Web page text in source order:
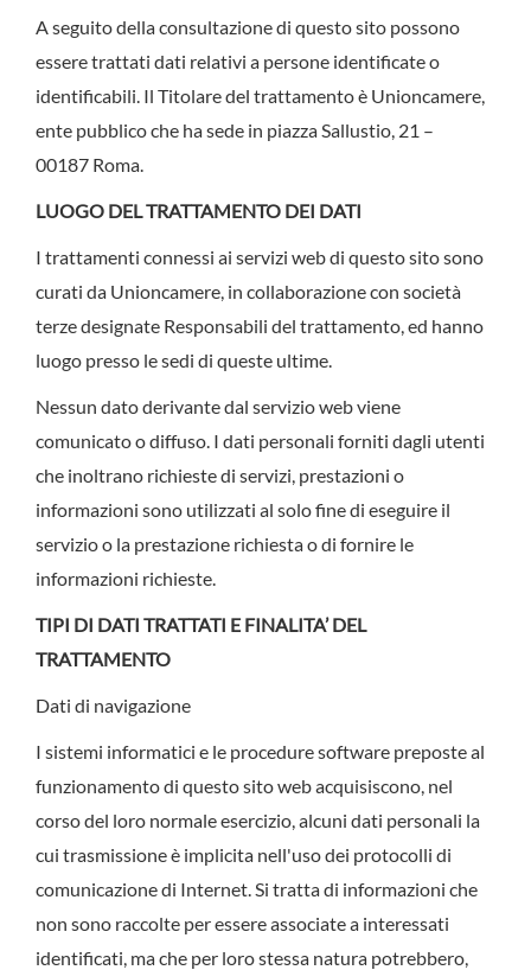
A seguito della consultazione di questo sito possono
essere trattati dati relativi a persone identificate o
identificabili. Il Titolare del trattamento è Unioncamere,
ente pubblico che ha sede in piazza Sallustio, 21 –
00187 Roma.
LUOGO DEL TRATTAMENTO DEI DATI
I trattamenti connessi ai servizi web di questo sito sono
curati da Unioncamere, in collaborazione con società
terze designate Responsabili del trattamento, ed hanno
luogo presso le sedi di queste ultime.
Nessun dato derivante dal servizio web viene
comunicato o diffuso. I dati personali forniti dagli utenti
che inoltrano richieste di servizi, prestazioni o
informazioni sono utilizzati al solo fine di eseguire il
servizio o la prestazione richiesta o di fornire le
informazioni richieste.
TIPI DI DATI TRATTATI E FINALITA’ DEL
TRATTAMENTO
Dati di navigazione
I sistemi informatici e le procedure software preposte al
funzionamento di questo sito web acquisiscono, nel
corso del loro normale esercizio, alcuni dati personali la
cui trasmissione è implicita nell'uso dei protocolli di
comunicazione di Internet. Si tratta di informazioni che
non sono raccolte per essere associate a interessati
identificati, ma che per loro stessa natura potrebbero,